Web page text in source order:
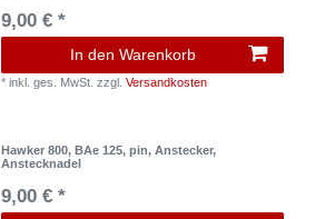
9,00 € *
In den Warenkorb
*inkl. ges. MwSt. zzgl.Versandkosten
Hawker 800, BAe 125, pin, Anstecker,
Anstecknadel
9,00 € *